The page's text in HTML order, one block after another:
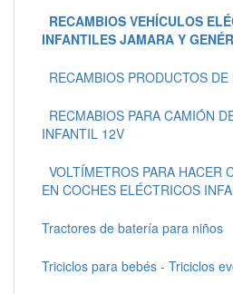
RECAMBIOS VEHÍCULOS
INFANTILES JAMARA Y
RECAMBIOS PRODUCTOS
RECMABIOS PARA CAMIÓN
INFANTIL 12V
VOLTÍMETROS PARA HACER
EN COCHES ELÉCTRICOS
Tractores de batería para niños
Triciclos para bebés - Triciclos